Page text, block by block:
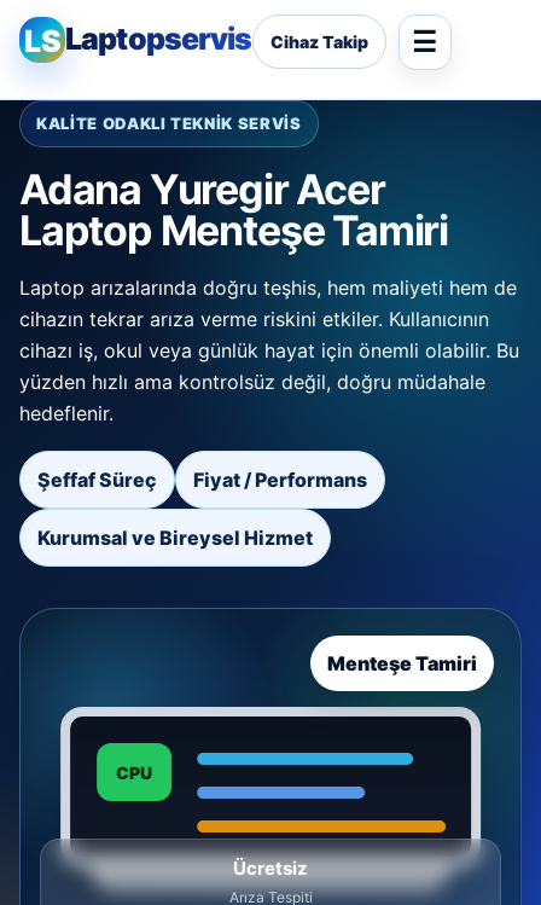
LSLaptopservis Cihaz Takip
KALİTE ODAKLI TEKNİK SERVİS
Adana Yuregir Acer
Laptop Menteşe Tamiri
Laptop arızalarında doğru teşhis, hem maliyeti hem de
cihazın tekrar arıza verme riskini etkiler. Kullanıcının
cihazı iş, okul veya günlük hayat için önemli olabilir. Bu
yüzden hızlı ama kontrolsüz değil, doğru müdahale
hedeflenir.
Şeffaf Süreç Fiyat / Performans
Kurumsal ve Bireysel Hizmet
CPU
Menteşe Tamiri
Ücretsiz
Arıza Tespiti